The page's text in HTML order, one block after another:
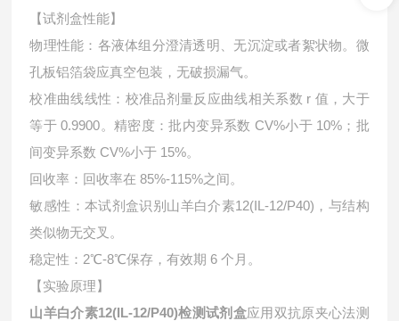
【试剂盒性能】
物理性能：各液体组分澄清透明、无沉淀或者絮状物。微
孔板铝箔袋应真空包装，无破损漏气。
校准曲线线性：校准品剂量反应曲线相关系数 r 值，大于
等于 0.9900。精密度：批内变异系数 CV%小于 10%；批
间变异系数 CV%小于 15%。
回收率：回收率在 85%-115%之间。
敏感性：本试剂盒识别山羊白介素12(IL-12/P40)，与结构
类似物无交叉。
稳定性：2℃-8℃保存，有效期 6 个月。
【实验原理】
山羊白介素12(IL-12/P40)检测试剂盒应用双抗原夹心法测